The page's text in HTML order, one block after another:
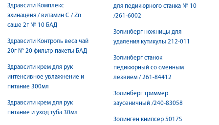
Здравсити Комплекс
эхинацеия / витамин С / Zn
саше 2г № 10 БАД
Здравсити Контроль веса чай
20г № 20 фильтр-пакеты БАД
Здравсити крем для рук
интенсивное увлажнение и
питание 300мл
Здравсити крем для рук
питание и уход туба 30мл
для педикюрного станка № 10
/261-6002
Золинберг ножницы для
удаления кутикулы 212-011
Золинберг станок
педикюрный со сменным
лезвием / 261-84412
Золинберг триммер
заусеничный /240-83058
Золинген книпсер 5017S